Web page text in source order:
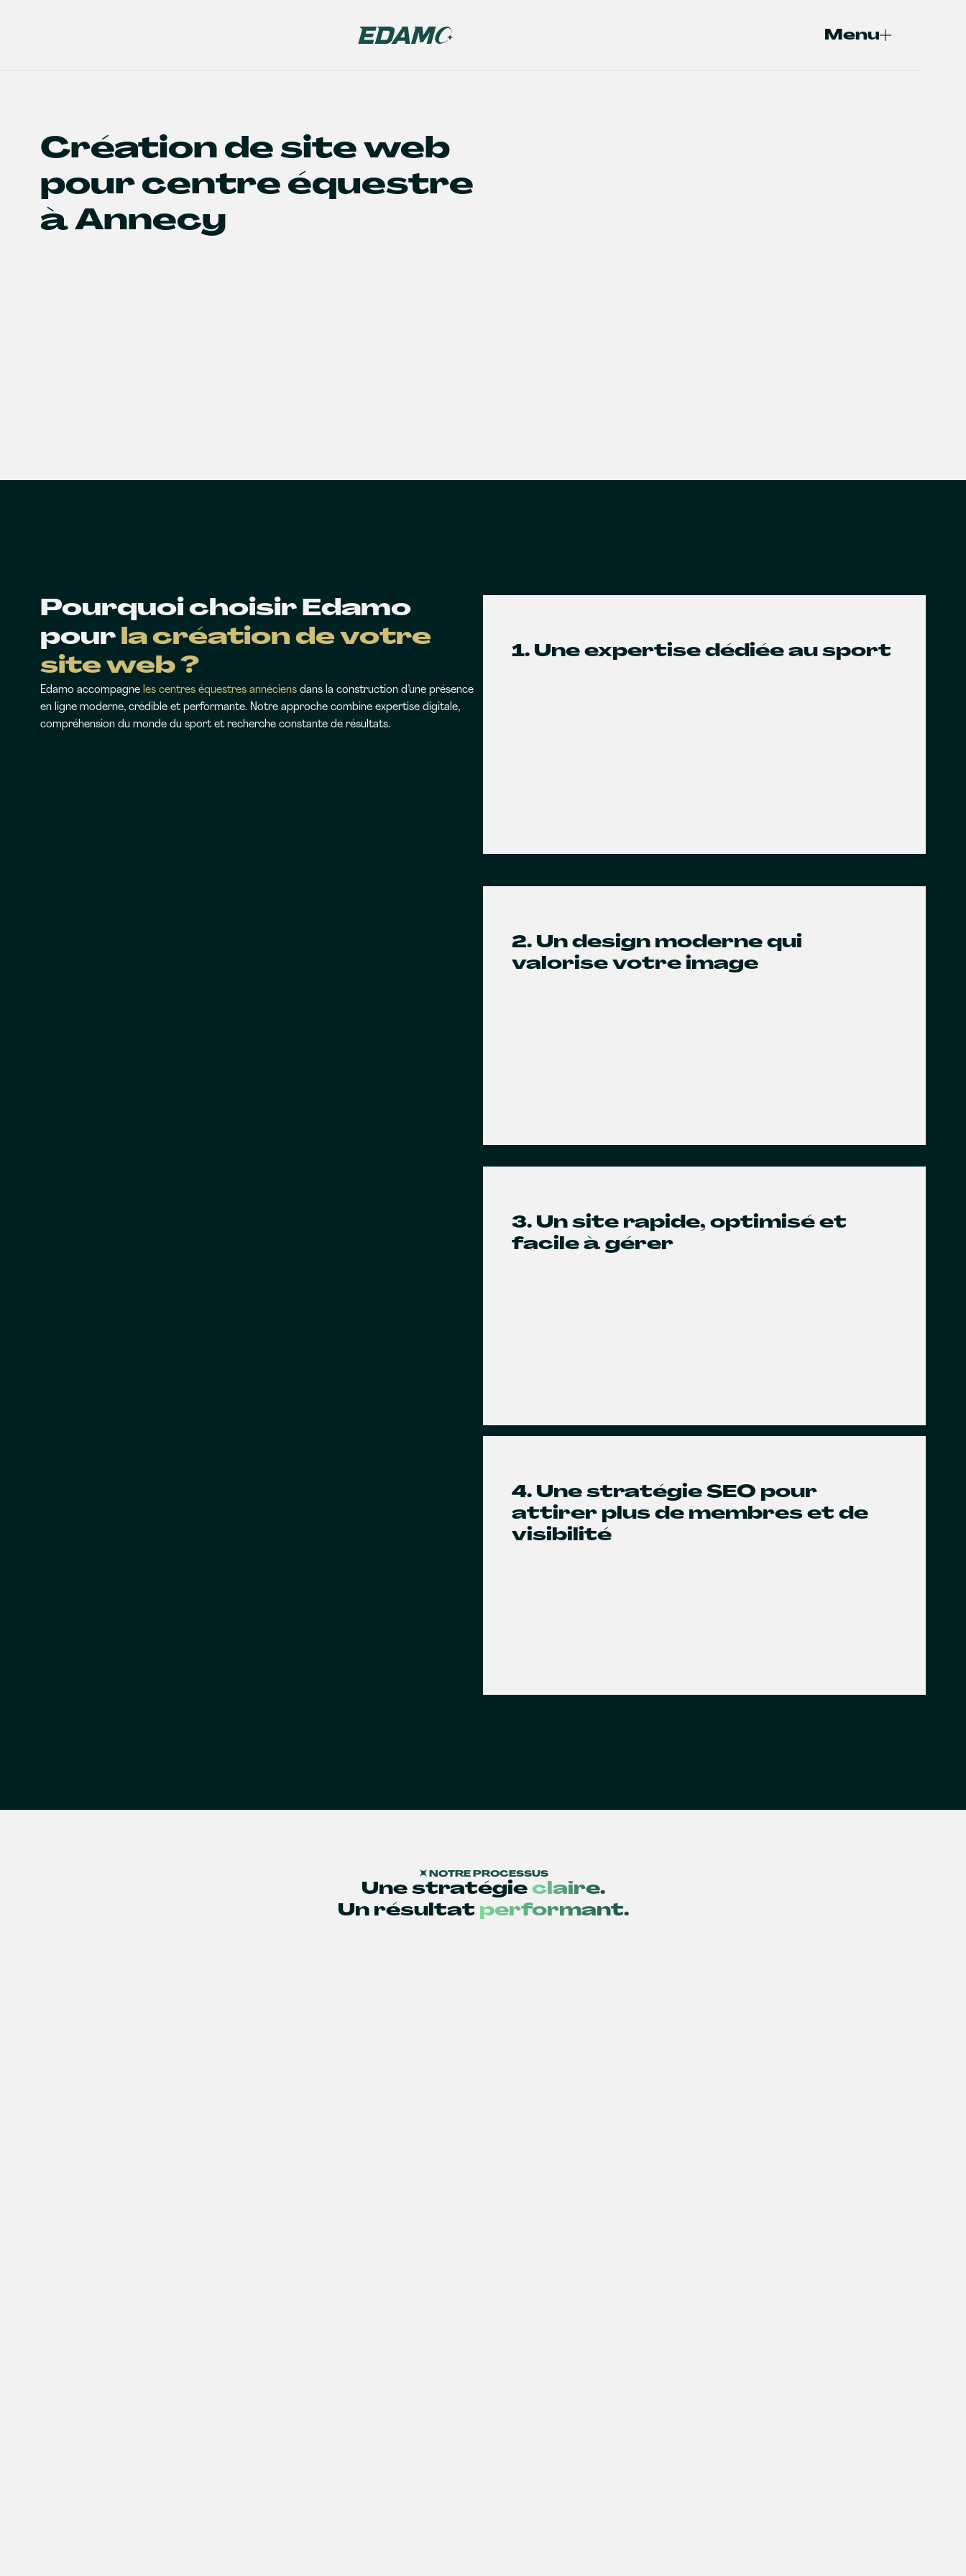
Menu
Création de site web
pour centre équestre
à Annecy
Pourquoi choisir Edamo
pour la création de votre
site web ?
Edamo accompagne les centres équestres annéciens dans la construction d’une présence
en ligne moderne, crédible et performante. Notre approche combine expertise digitale,
compréhension du monde du sport et recherche constante de résultats.
1. Une expertise dédiée au sport
2. Un design moderne qui
valorise votre image
3. Un site rapide, optimisé et
facile à gérer
4. Une stratégie SEO pour
attirer plus de membres et de
visibilité
NOTRE PROCESSUS
Une stratégie claire.
Un résultat performant.